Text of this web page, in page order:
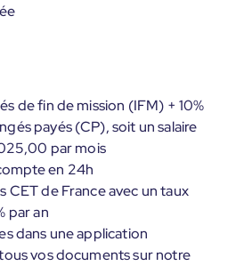
de fin de mission (IFM) + 10%
payés (CP), soit un salaire
par mois
en 24h
CET de France avec un taux
par an
dans une application
vos documents sur notre